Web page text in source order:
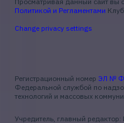
Политикой и Регламентами
Change privacy settings
Регистрационный номер ЭЛ №
Федеральной службой по
технологий и массовых
Учредитель, главный